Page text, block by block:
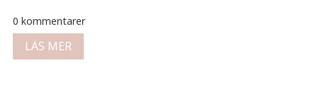
0 kommentarer
LÄS MER